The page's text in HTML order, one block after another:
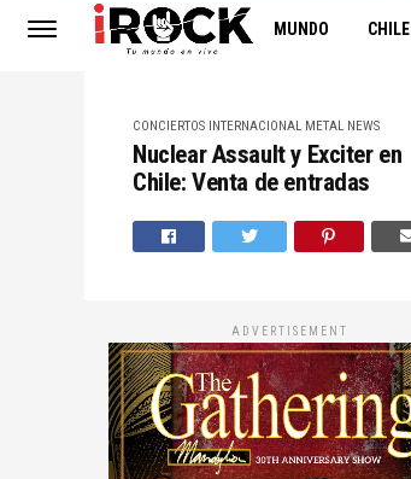
MUNDO CHILE
CONCIERTOS INTERNACIONAL METAL NEWS
Nuclear Assault y Exciter en
Chile: Venta de entradas
ADVERTISEMENT